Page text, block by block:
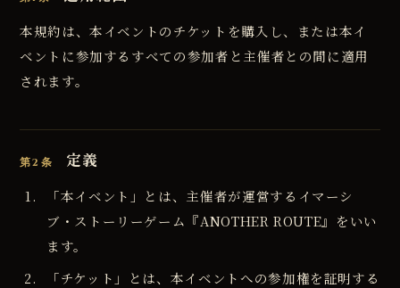
本規約は、本イベントのチケットを購入し、または本イ
ベントに参加するすべての参加者と主催者との間に適用
されます。
第2条 定義
「本イベント」とは、主催者が運営するイマーシ
ブ・ストーリーゲーム『ANOTHER ROUTE』をいい
ます。
「チケット」とは、本イベントへの参加権を証明する